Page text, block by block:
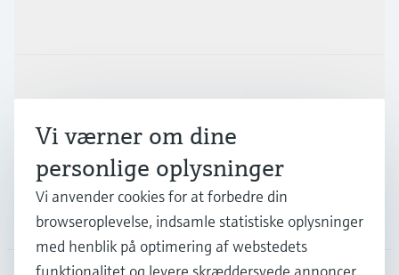
Virksomhed
Vi værner om dine
personlige oplysninger
Vi anvender cookies for at forbedre din
browseroplevelse, indsamle statistiske oplysninger
med henblik på optimering af webstedets